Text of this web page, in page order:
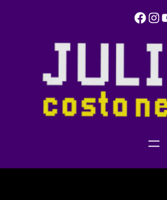
Facebook Instagram YouTube